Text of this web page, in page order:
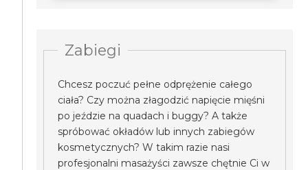
Zabiegi
Chcesz poczuć pełne odprężenie całego
ciała? Czy można złagodzić napięcie mięśni
po jeździe na quadach i buggy? A także
spróbować okładów lub innych zabiegów
kosmetycznych? W takim razie nasi
profesjonalni masażyści zawsze chętnie Ci w